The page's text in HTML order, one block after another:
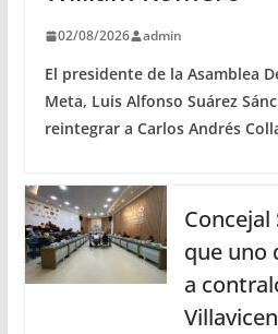
02/08/2026 admin
El presidente de la Asamblea
Meta, Luis Alfonso Suárez
reintegrar a Carlos Andrés
que uno
a